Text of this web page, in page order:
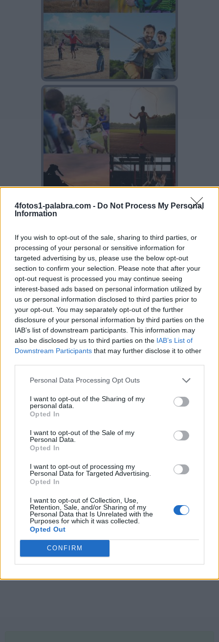
4fotos1-palabra.com - Do Not Process My Personal
Information
If you wish to opt-out of the sale, sharing to third parties, or
processing of your personal or sensitive information for
targeted advertising by us, please use the below opt-out
section to confirm your selection. Please note that after your
opt-out request is processed you may continue seeing
interest-based ads based on personal information utilized by
us or personal information disclosed to third parties prior to
your opt-out. You may separately opt-out of the further
disclosure of your personal information by third parties on the
IAB’s list of downstream participants. This information may
also be disclosed by us to third parties on the IAB’s List of
Downstream Participants that may further disclose it to other
Personal Data Processing Opt Outs
I want to opt-out of the Sharing of my
personal data.
Opted In
I want to opt-out of the Sale of my
Personal Data.
Opted In
I want to opt-out of processing my
Personal Data for Targeted Advertising.
Opted In
I want to opt-out of Collection, Use,
Retention, Sale, and/or Sharing of my
Personal Data that Is Unrelated with the
Purposes for which it was collected.
Opted Out
CONFIRM